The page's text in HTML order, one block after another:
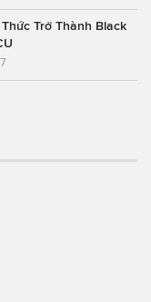
Trở Thành Black